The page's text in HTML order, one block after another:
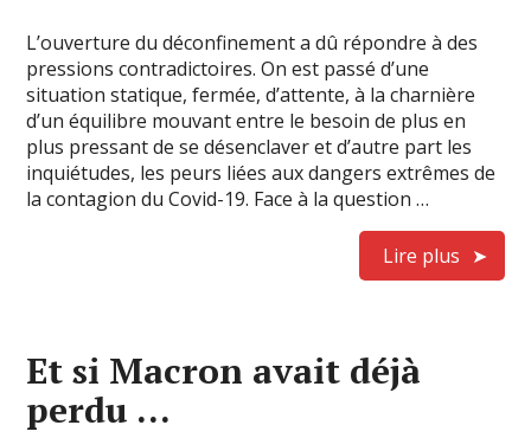
L’ouverture du déconfinement a dû répondre à des
pressions contradictoires. On est passé d’une
situation statique, fermée, d’attente, à la charnière
d’un équilibre mouvant entre le besoin de plus en
plus pressant de se désenclaver et d’autre part les
inquiétudes, les peurs liées aux dangers extrêmes de
la contagion du Covid-19. Face à la question …
Lire plus
Et si Macron avait déjà
perdu …